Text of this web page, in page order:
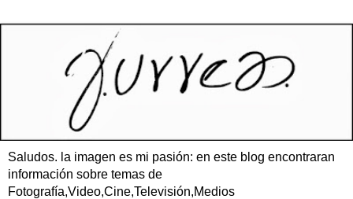
Saludos. la imagen es mi pasión: en este blog encontraran
información sobre temas de
Fotografía,Video,Cine,Televisión,Medios